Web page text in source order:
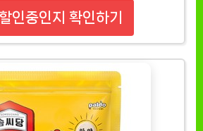
인중인지 확인하기